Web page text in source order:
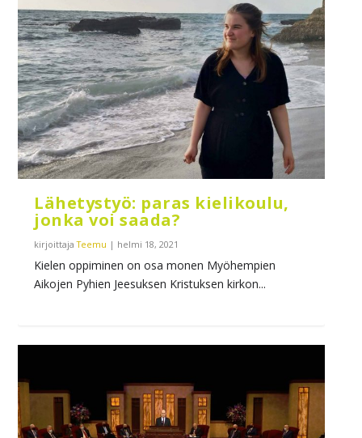
Lähetystyö: paras kielikoulu,
jonka voi saada?
kirjoittajaTeemu | helmi 18, 2021
Kielen oppiminen on osa monen Myöhempien
Aikojen Pyhien Jeesuksen Kristuksen kirkon...